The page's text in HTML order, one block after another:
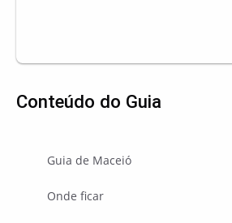
Conteúdo do Guia
Guia de Maceió
Onde ficar